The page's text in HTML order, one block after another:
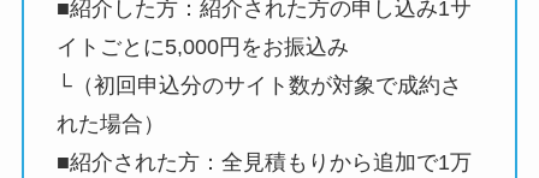
■紹介した方：紹介された方の申し込み1サ
イトごとに5,000円をお振込み
└（初回申込分のサイト数が対象で成約さ
れた場合）
■紹介された方：全見積もりから追加で1万